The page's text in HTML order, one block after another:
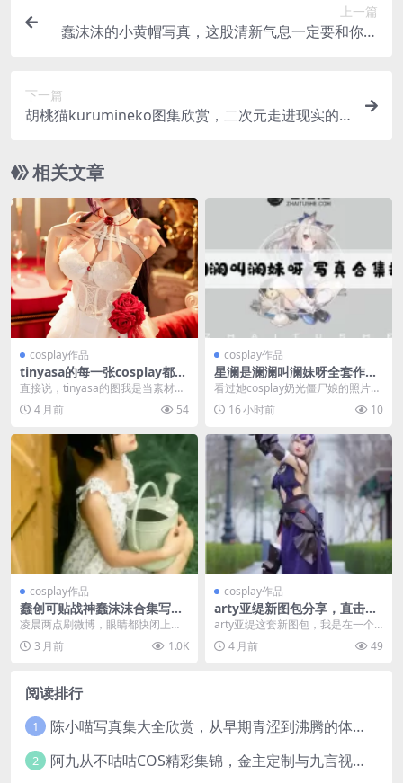
上一篇
蠢沫沫的小黄帽写真，这股清新气息一定要和你分
下一篇
胡桃猫kurumineko图集欣赏，二次元走进现实的
相关文章
cosplay作品
tinyasa的每一张cosplay都吸
睛，cos网站必备作品
直接说，tinyasa的图我是当素材库
存的。不是因为她多火，是她的图
用起来省心—...
4 月前 54
cosplay作品
星澜是澜澜叫澜妹呀全套作品
图合集：露背毛衣造型堪称“直
男杀手”
看过她cosplay奶光僵尸娘的照片，
基本就能理解她为什么能在众多cos
er里被...
16 小时前 10
cosplay作品
蠢创可贴战神蠢沫沫合集写真
你存了吗，最爱的cosplay美
图作品之一
凌晨两点刷微博，眼睛都快闭上
了，刷到蠢沫沫这套“蠢创可贴战神”
合集写真，人一下精...
3 月前 1.0K
cosplay作品
arty亚缇新图包分享，直击心
底的二次元美图推荐
arty亚缇这套新图包，我是在一个c
os资源站上看到的。封面是一张半
身特写，色调...
4 月前 49
阅读排行
1 陈小喵写真集大全欣赏，从早期青涩到沸腾的体温作品全记录
2 阿九从不咕咕COS精彩集锦，金主定制与九言视频分享